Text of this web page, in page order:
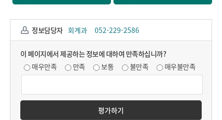
정보담당자 회계과 052-229-2586
이 페이지에서 제공하는 정보에 대하여 만족하십니까?
매우만족
만족 보통 불만족 매우불만족
평가하기